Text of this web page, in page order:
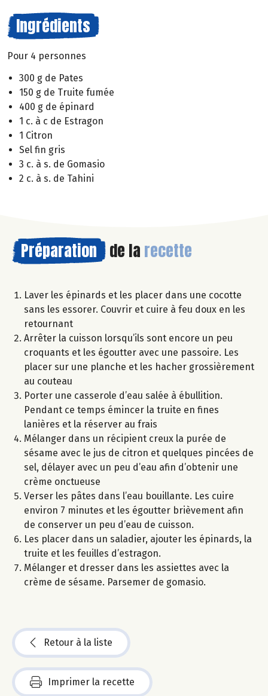
Ingrédients
Pour 4 personnes
300 g de Pates
150 g de Truite fumée
400 g de épinard
1 c. à c de Estragon
1 Citron
Sel fin gris
3 c. à s. de Gomasio
2 c. à s. de Tahini
Préparation de la recette
Laver les épinards et les placer dans une cocotte
sans les essorer. Couvrir et cuire à feu doux en les
retournant
Arrêter la cuisson lorsqu’ils sont encore un peu
croquants et les égoutter avec une passoire. Les
placer sur une planche et les hacher grossièrement
au couteau
Porter une casserole d’eau salée à ébullition.
Pendant ce temps émincer la truite en fines
lanières et la réserver au frais
Mélanger dans un récipient creux la purée de
sésame avec le jus de citron et quelques pincées de
sel, délayer avec un peu d’eau afin d’obtenir une
crème onctueuse
Verser les pâtes dans l’eau bouillante. Les cuire
environ 7 minutes et les égoutter brièvement afin
de conserver un peu d’eau de cuisson.
Les placer dans un saladier, ajouter les épinards, la
truite et les feuilles d’estragon.
Mélanger et dresser dans les assiettes avec la
crème de sésame. Parsemer de gomasio.
Retour à la liste
Imprimer la recette